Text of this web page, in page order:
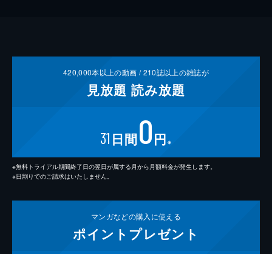
420,000本以上の動画 /210誌以上の雑誌が
見放題 読み放題
31 日間0円 ※
※無料トライアル期間終了日の翌日が属する月から月額料金が発生します。
※日割りでのご請求はいたしません。
マンガなどの購入に使える
ポイント プレゼント